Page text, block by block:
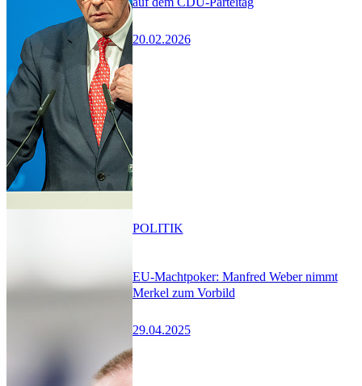
20.02.2026
EU-Machtpoker: Manfred Weber nimmt
Merkel zum Vorbild
29.04.2025
POLITIK